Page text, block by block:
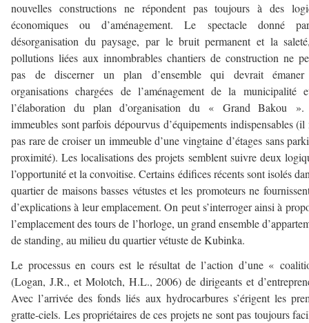
nouvelles constructions ne répondent pas toujours à des
économiques ou d’aménagement. Le spectacle donné
désorganisation du paysage, par le bruit permanent et la
pollutions liées aux innombrables chantiers de construction ne
pas de discerner un plan d’ensemble qui devrait émaner
organisations chargées de l’aménagement de la municipalité
l’élaboration du plan d’organisation du « Grand Bakou
immeubles sont parfois dépourvus d’équipements indispensables (il
pas rare de croiser un immeuble d’une vingtaine d’étages sans
proximité). Les localisations des projets semblent suivre deux
l’opportunité et la convoitise. Certains édifices récents sont isolés
quartier de maisons basses vétustes et les promoteurs ne
d’explications à leur emplacement. On peut s’interroger ainsi à
l’emplacement des tours de l’horloge, un grand ensemble
de standing, au milieu du quartier vétuste de Kubinka.
Le processus en cours est le résultat de l’action d’une «
(Logan, J.R., et Molotch, H.L., 2006) de dirigeants et
Avec l’arrivée des fonds liés aux hydrocarbures s’érigent les
gratte-ciels. Les propriétaires de ces projets ne sont pas toujours